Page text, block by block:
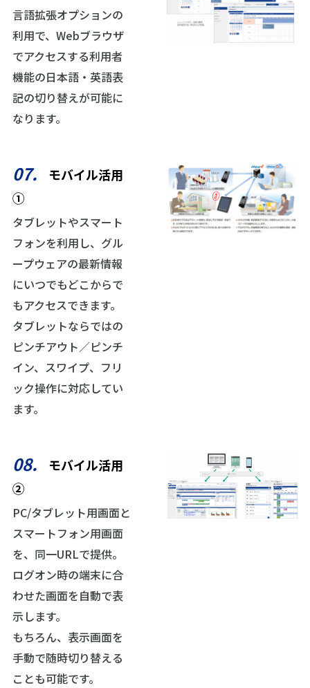
言語拡張オプションの
利用で、Webブラウザ
でアクセスする利用者
機能の日本語・英語表
記の切り替えが可能に
なります。
07.
モバイル活用
①
タブレットやスマート
フォンを利用し、グル
ープウェアの最新情報
にいつでもどこからで
もアクセスできます。
タブレットならではの
ピンチアウト／ピンチ
イン、スワイプ、フリ
ック操作に対応してい
ます。
08.
モバイル活用
②
PC/タブレット用画面と
スマートフォン用画面
を、同一URLで提供。
ログオン時の端末に合
わせた画面を自動で表
示します。
もちろん、表示画面を
手動で随時切り替える
ことも可能です。